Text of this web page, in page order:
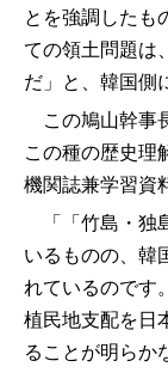
とを強調したも
ての領土問題は
だ」と、韓国側
この鳩山幹事
この種の歴史理
機関誌兼学習資
「「竹島・独
いるものの、韓
れているのです
植民地支配を日
ることが明らか